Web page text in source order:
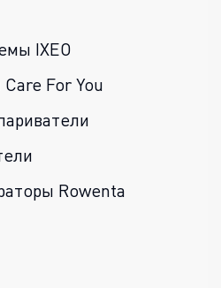
IXEO
For You
Rowenta